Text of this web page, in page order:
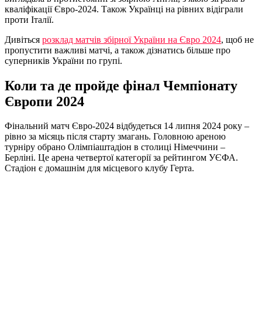
кваліфікації Євро-2024. Також Українці на рівних відіграли
проти Італії.
Дивіться розклад матчів збірної України на Євро 2024, щоб не
пропустити важливі матчі, а також дізнатись більше про
суперників України по групі.
Коли та де пройде фінал Чемпіонату
Європи 2024
Фінальний матч Євро-2024 відбудеться 14 липня 2024 року –
рівно за місяць після старту змагань. Головною ареною
турніру обрано Олімпіаштадіон в столиці Німеччини –
Берліні. Це арена четвертої категорії за рейтингом УЄФА.
Стадіон є домашнім для місцевого клубу Герта.